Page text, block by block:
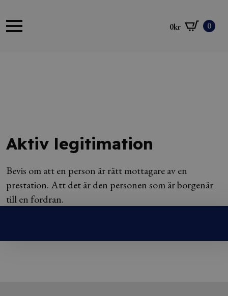
0kr 0
Aktiv legitimation
Bevis om att en person är rätt mottagare av en
prestation. Att det är den personen som är borgenär
till en fordran.